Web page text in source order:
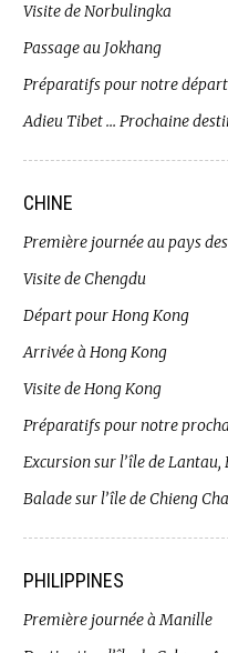
Visite de Norbulingka
Passage au Jokhang
Préparatifs pour notre
Adieu Tibet … Prochaine
CHINE
Première journée au pays
Visite de Chengdu
Départ pour Hong Kong
Arrivée à Hong Kong
Visite de Hong Kong
Préparatifs pour notre
Excursion sur l’île de
Balade sur l’île de Chieng
PHILIPPINES
Première journée à Manille